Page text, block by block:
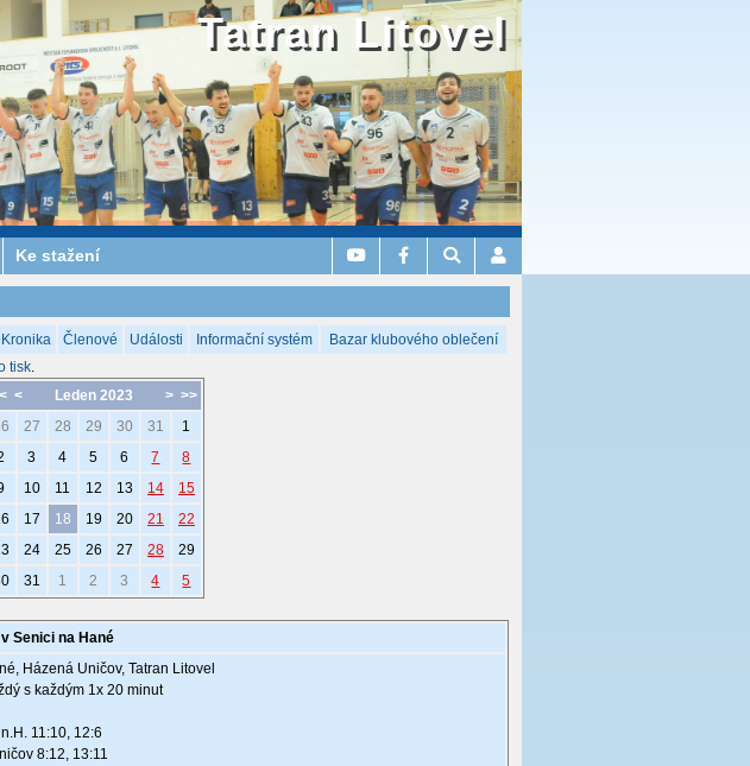
Tatran Litovel
Ke stažení
Kronika Členové Události Informační systém
Bazar klubového oblečení
tisk.
< > >>
Leden 2023
27 28 29 30 31
1
3 4 5 6 7
8
10 11 12 13 14
15
17 18 19 20 21
22
24 25 26 27 28
29
31 1 2 3 4 5
Senici na Hané
Házená Uničov, Tatran Litovel
s každým 1x 20 minut
11:10, 12:6
8:12, 13:11